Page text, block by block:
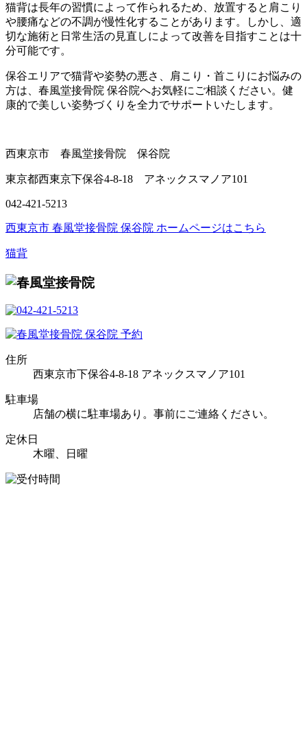
猫背は長年の習慣によって作られるため、放置すると肩こり
や腰痛などの不調が慢性化することがあります。しかし、適
切な施術と日常生活の見直しによって改善を目指すことは十
分可能です。
保谷エリアで猫背や姿勢の悪さ、肩こり・首こりにお悩みの
方は、春風堂接骨院 保谷院へお気軽にご相談ください。健
康的で美しい姿勢づくりを全力でサポートいたします。
西東京市 春風堂接骨院 保谷院
東京都西東京下保谷4-8-18 アネックスマノア101
042-421-5213
西東京市 春風堂接骨院 保谷院 ホームページはこちら
猫背
住所
西東京市下保谷4-8-18 アネックスマノア101
駐車場
店舗の横に駐車場あり。事前にご連絡ください。
定休日
木曜、日曜